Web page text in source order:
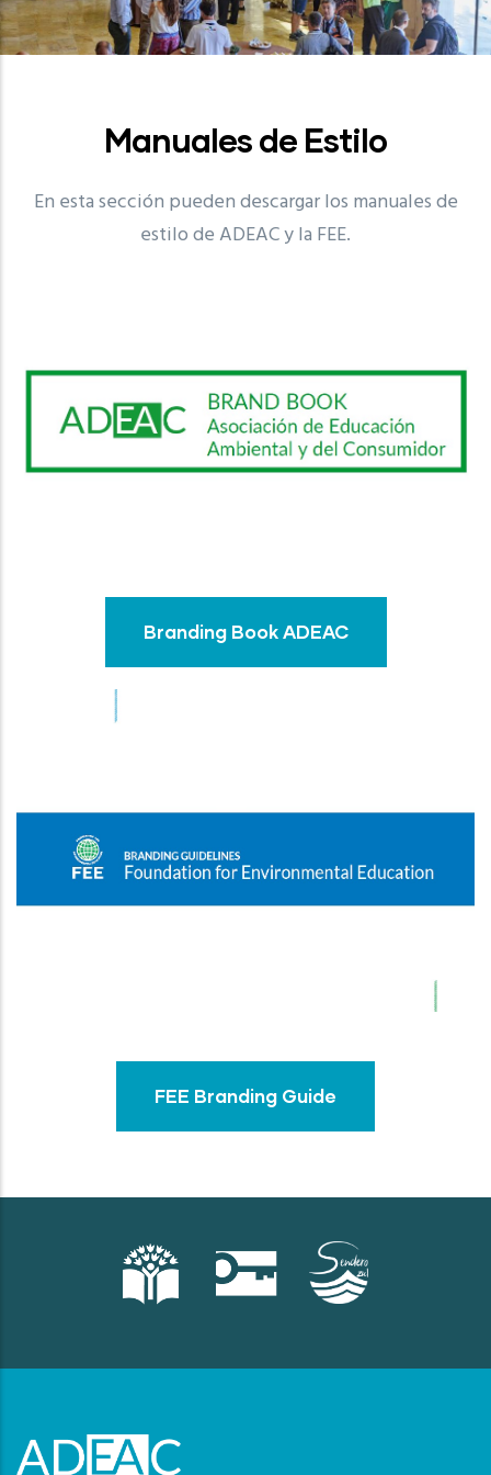
Manuales de Estilo
En esta sección pueden descargar los manuales de
estilo de ADEAC y la FEE.
Branding Book ADEAC
FEE Branding Guide